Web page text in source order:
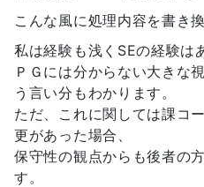
こんな風に処理内容を書き
私は経験も浅くSEの経験は
ＰＧには分からない大きな
う言い分もわかります。
ただ、これに関しては課コ
更があった場合、
保守性の観点からも後者の
す。